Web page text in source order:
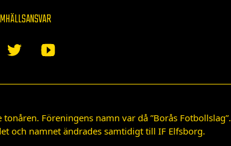
Föreningens namn var då ”Borås Fotbollslag”.
och namnet ändrades samtidigt till IF Elfsborg.